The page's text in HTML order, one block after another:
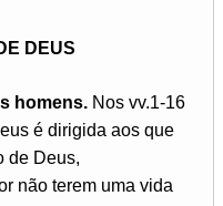
DEUS
homens. Nos vv.1-16
é dirigida aos que
de Deus,
não terem uma vida